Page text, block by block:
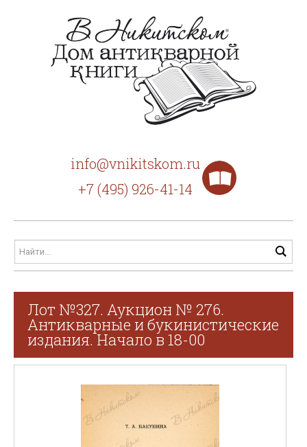
info@vnikitskom.ru
+7 (495) 926-41-14
Лот №327. Аукцион № 276.
Антикварные и букинистические
издания. Начало в 18-00